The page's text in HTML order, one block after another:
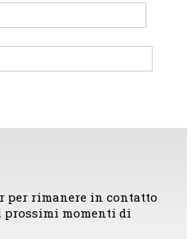
rimanere in contatto
prossimi momenti di